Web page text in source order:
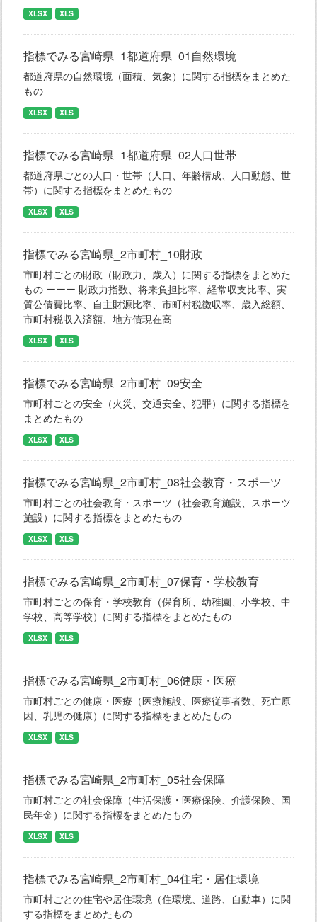
XLSX XLS
指標でみる宮崎県_1都道府県_01自然環境
都道府県の自然環境（面積、気象）に関する指標をまとめた
もの
XLSX XLS
指標でみる宮崎県_1都道府県_02人口世帯
都道府県ごとの人口・世帯（人口、年齢構成、人口動態、世
帯）に関する指標をまとめたもの
XLSX XLS
指標でみる宮崎県_2市町村_10財政
市町村ごとの財政（財政力、歳入）に関する指標をまとめた
もの ーーー 財政力指数、将来負担比率、経常収支比率、実
質公債費比率、自主財源比率、市町村税徴収率、歳入総額、
市町村税収入済額、地方債現在高
XLSX XLS
指標でみる宮崎県_2市町村_09安全
市町村ごとの安全（火災、交通安全、犯罪）に関する指標を
まとめたもの
XLSX XLS
指標でみる宮崎県_2市町村_08社会教育・スポーツ
市町村ごとの社会教育・スポーツ（社会教育施設、スポーツ
施設）に関する指標をまとめたもの
XLSX XLS
指標でみる宮崎県_2市町村_07保育・学校教育
市町村ごとの保育・学校教育（保育所、幼稚園、小学校、中
学校、高等学校）に関する指標をまとめたもの
XLSX XLS
指標でみる宮崎県_2市町村_06健康・医療
市町村ごとの健康・医療（医療施設、医療従事者数、死亡原
因、乳児の健康）に関する指標をまとめたもの
XLSX XLS
指標でみる宮崎県_2市町村_05社会保障
市町村ごとの社会保障（生活保護・医療保険、介護保険、国
民年金）に関する指標をまとめたもの
XLSX XLS
指標でみる宮崎県_2市町村_04住宅・居住環境
市町村ごとの住宅や居住環境（住環境、道路、自動車）に関
する指標をまとめたもの